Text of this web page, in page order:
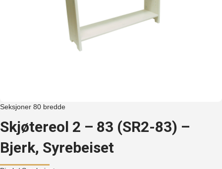
Seksjoner 80 bredde
Skjøtereol 2 – 83 (SR2-83) –
Bjerk, Syrebeiset